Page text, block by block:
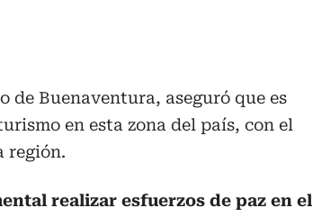
de Buenaventura, aseguró que es
en esta zona del país, con el
región.
realizar esfuerzos de paz en el